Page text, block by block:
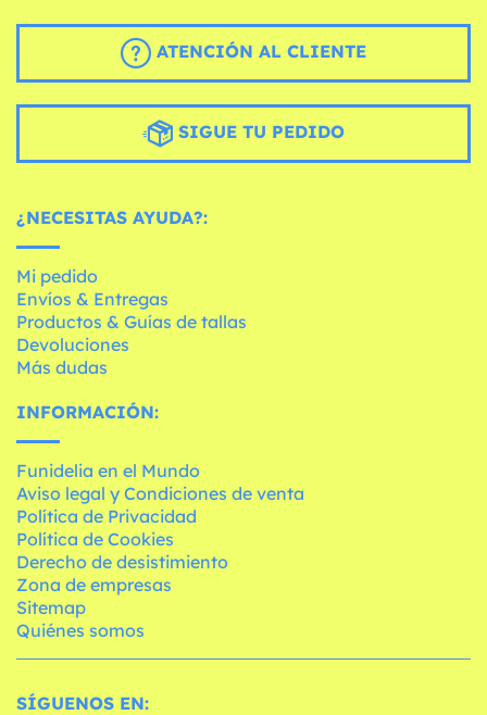
ATENCIÓN AL CLIENTE
SIGUE TU PEDIDO
¿NECESITAS AYUDA?:
Mi pedido
Envíos & Entregas
Productos & Guías de tallas
Devoluciones
Más dudas
INFORMACIÓN:
Funidelia en el Mundo
Aviso legal y Condiciones de venta
Política de Privacidad
Política de Cookies
Derecho de desistimiento
Zona de empresas
Sitemap
Quiénes somos
SÍGUENOS EN: